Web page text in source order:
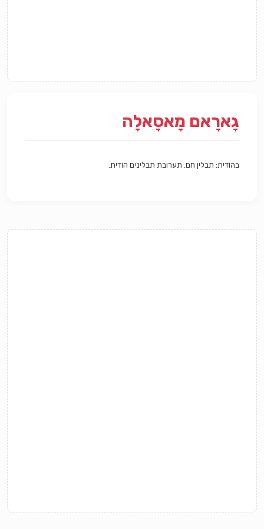
גָארָאם מָאסָאלָה
בהודית: תבלין חם. תערובת תבלינים הודית.